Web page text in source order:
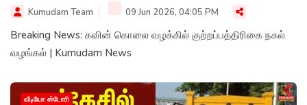
Kumudam Team 09 Jun 2026, 04:05 PM
Breaking News: கவின் கொலை வழக்கில் குற்றப்பத்திரிகை நகல்
வழங்கல் | Kumudam News
வீடியோ ஸ்டோரி